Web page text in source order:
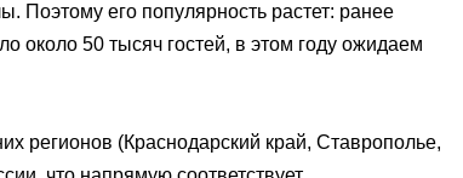
Поэтому его популярность растет: ранее
около 50 тысяч гостей, в этом году ожидаем
регионов (Краснодарский край, Ставрополье,